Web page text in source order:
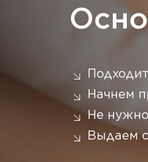
Начнем
Не
Выдаем